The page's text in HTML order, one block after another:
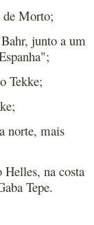
de Morto;
junto a um
Tekke;
norte, mais
na costa
Tepe.